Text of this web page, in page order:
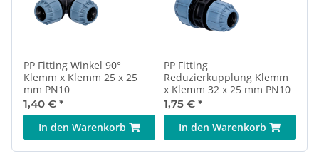
PP Fitting Winkel 90°
Klemm x Klemm 25 x 25
mm PN10
1,40 € *
In den Warenkorb
PP Fitting
Reduzierkupplung Klemm
x Klemm 32 x 25 mm PN10
1,75 € *
In den Warenkorb